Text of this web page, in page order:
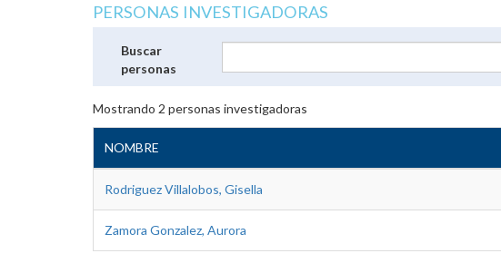
PERSONAS INVESTIGADORAS
Buscar
personas
Mostrando 2 personas investigadoras
NOMBRE
Rodriguez Villalobos, Gisella
Zamora Gonzalez, Aurora